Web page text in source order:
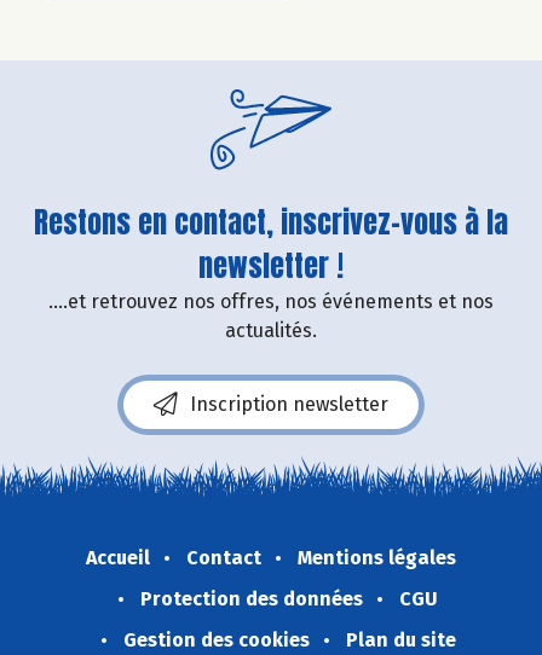
Restons en contact, inscrivez-vous à la
newsletter !
....et retrouvez nos offres, nos événements et nos
actualités.
Inscription newsletter
Accueil Contact
Mentions légales
Protection des données
CGU
Gestion des cookies
Plan du site